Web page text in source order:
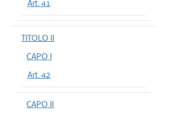
Art. 41
TITOLO II
CAPO I
Art. 42
CAPO II